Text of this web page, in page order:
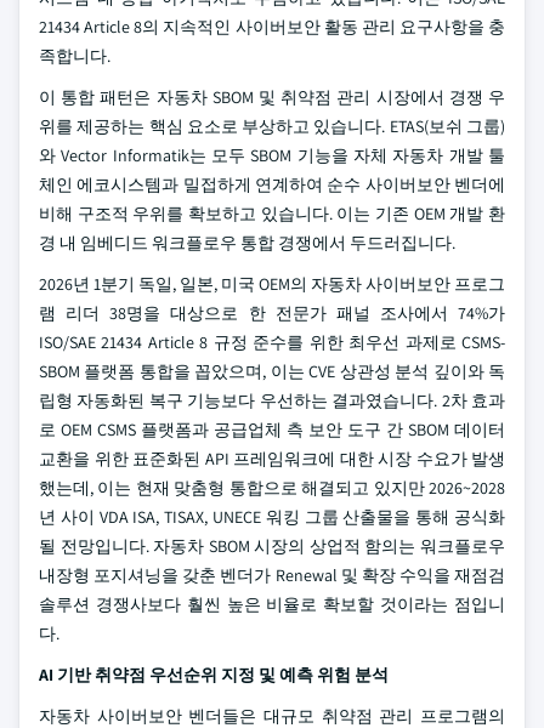
21434 Article 8의 지속적인 사이버보안 활동 관리 요구사항을 충
족합니다.
이 통합 패턴은 자동차 SBOM 및 취약점 관리 시장에서 경쟁 우
위를 제공하는 핵심 요소로 부상하고 있습니다. ETAS(보쉬 그룹)
와 Vector Informatik는 모두 SBOM 기능을 자체 자동차 개발 툴
체인 에코시스템과 밀접하게 연계하여 순수 사이버보안 벤더에
비해 구조적 우위를 확보하고 있습니다. 이는 기존 OEM 개발 환
경 내 임베디드 워크플로우 통합 경쟁에서 두드러집니다.
2026년 1분기 독일, 일본, 미국 OEM의 자동차 사이버보안 프로그
램 리더 38명을 대상으로 한 전문가 패널 조사에서 74%가
ISO/SAE 21434 Article 8 규정 준수를 위한 최우선 과제로 CSMS-
SBOM 플랫폼 통합을 꼽았으며, 이는 CVE 상관성 분석 깊이와 독
립형 자동화된 복구 기능보다 우선하는 결과였습니다. 2차 효과
로 OEM CSMS 플랫폼과 공급업체 측 보안 도구 간 SBOM 데이터
교환을 위한 표준화된 API 프레임워크에 대한 시장 수요가 발생
했는데, 이는 현재 맞춤형 통합으로 해결되고 있지만 2026~2028
년 사이 VDA ISA, TISAX, UNECE 워킹 그룹 산출물을 통해 공식화
될 전망입니다. 자동차 SBOM 시장의 상업적 함의는 워크플로우
내장형 포지셔닝을 갖춘 벤더가 Renewal 및 확장 수익을 재점검
솔루션 경쟁사보다 훨씬 높은 비율로 확보할 것이라는 점입니
다.
AI 기반 취약점 우선순위 지정 및 예측 위험 분석
자동차 사이버보안 벤더들은 대규모 취약점 관리 프로그램의